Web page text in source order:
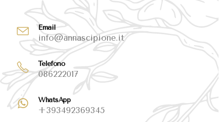
Email
info@annascipione.it
Telefono
086222017
WhatsApp
+393492369345